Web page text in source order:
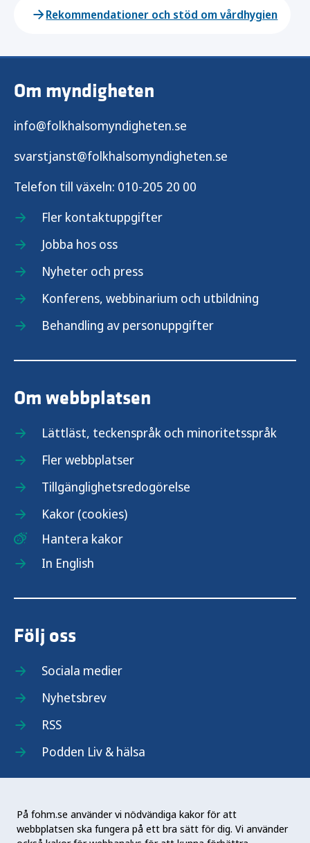
På fohm.se använder vi nödvändiga kakor för att
webbplatsen ska fungera på ett bra sätt för dig. Vi använder
Rekommendationer och stöd om vårdhygien
Om myndigheten
info@folkhalsomyndigheten.se
svarstjanst@folkhalsomyndigheten.se
Telefon till växeln: 010-205 20 00
Fler kontaktuppgifter
Jobba hos oss
Nyheter och press
Konferens, webbinarium och utbildning
Behandling av personuppgifter
Om webbplatsen
Lättläst, teckenspråk och minoritetsspråk
Fler webbplatser
Tillgänglighetsredogörelse
Kakor (cookies)
Hantera kakor
In English
Följ oss
Sociala medier
Nyhetsbrev
RSS
Podden Liv & hälsa
Folkhälsomyndigheten (Fohm) är en nationell